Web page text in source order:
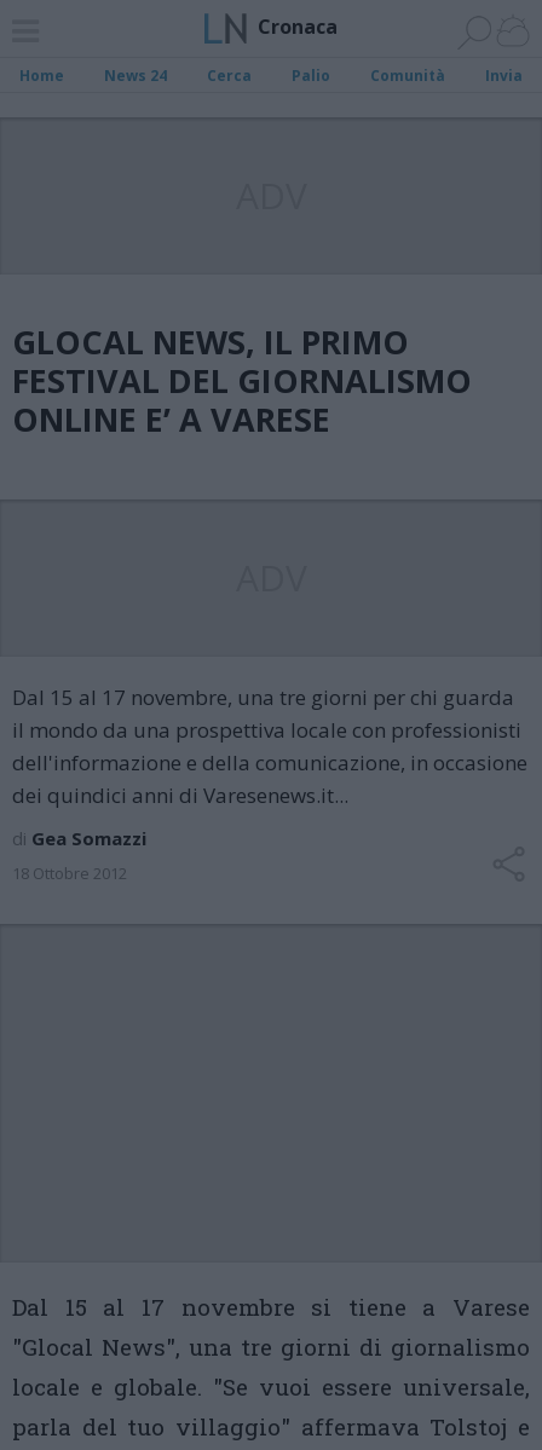
Cronaca
Home News 24 Cerca Palio Comunità Invia
GLOCAL NEWS, IL PRIMO
FESTIVAL DEL GIORNALISMO
ONLINE E’ A VARESE
Dal 15 al 17 novembre, una tre giorni per chi guarda
il mondo da una prospettiva locale con professionisti
dell'informazione e della comunicazione, in occasione
dei quindici anni di Varesenews.it...
di Gea Somazzi
18 Ottobre 2012
Dal 15 al 17 novembre si tiene a Varese
"Glocal News", una tre giorni di giornalismo
locale e globale. "Se vuoi essere universale,
parla del tuo villaggio" affermava Tolstoj e